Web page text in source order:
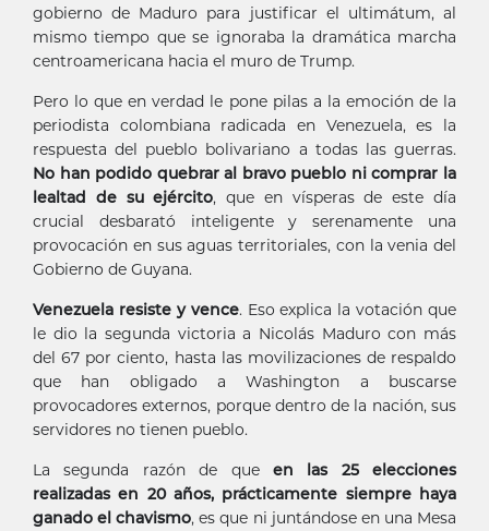
gobierno de Maduro para justificar el ultimátum, al
mismo tiempo que se ignoraba la dramática marcha
centroamericana hacia el muro de Trump.
Pero lo que en verdad le pone pilas a la emoción de la
periodista colombiana radicada en Venezuela, es la
respuesta del pueblo bolivariano a todas las guerras.
No han podido quebrar al bravo pueblo ni comprar la
lealtad de su ejército, que en vísperas de este día
crucial desbarató inteligente y serenamente una
provocación en sus aguas territoriales, con la venia del
Gobierno de Guyana.
Venezuela resiste y vence. Eso explica la votación que
le dio la segunda victoria a Nicolás Maduro con más
del 67 por ciento, hasta las movilizaciones de respaldo
que han obligado a Washington a buscarse
provocadores externos, porque dentro de la nación, sus
servidores no tienen pueblo.
La segunda razón de que en las 25 elecciones
realizadas en 20 años, prácticamente siempre haya
ganado el chavismo, es que ni juntándose en una Mesa